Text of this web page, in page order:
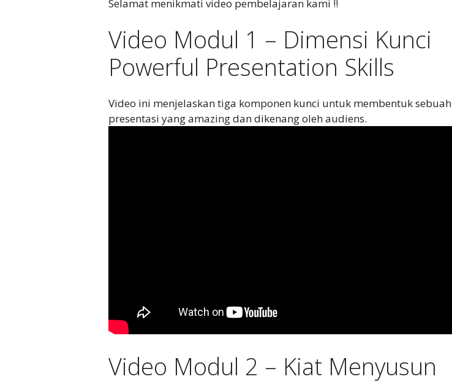
Selamat menikmati video pembelajaran kami !!
Video Modul 1 – Dimensi Kunci
Powerful Presentation Skills
Video ini menjelaskan tiga komponen kunci untuk membentuk sebuah
presentasi yang amazing dan dikenang oleh audiens.
Video Modul 2 – Kiat Menyusun